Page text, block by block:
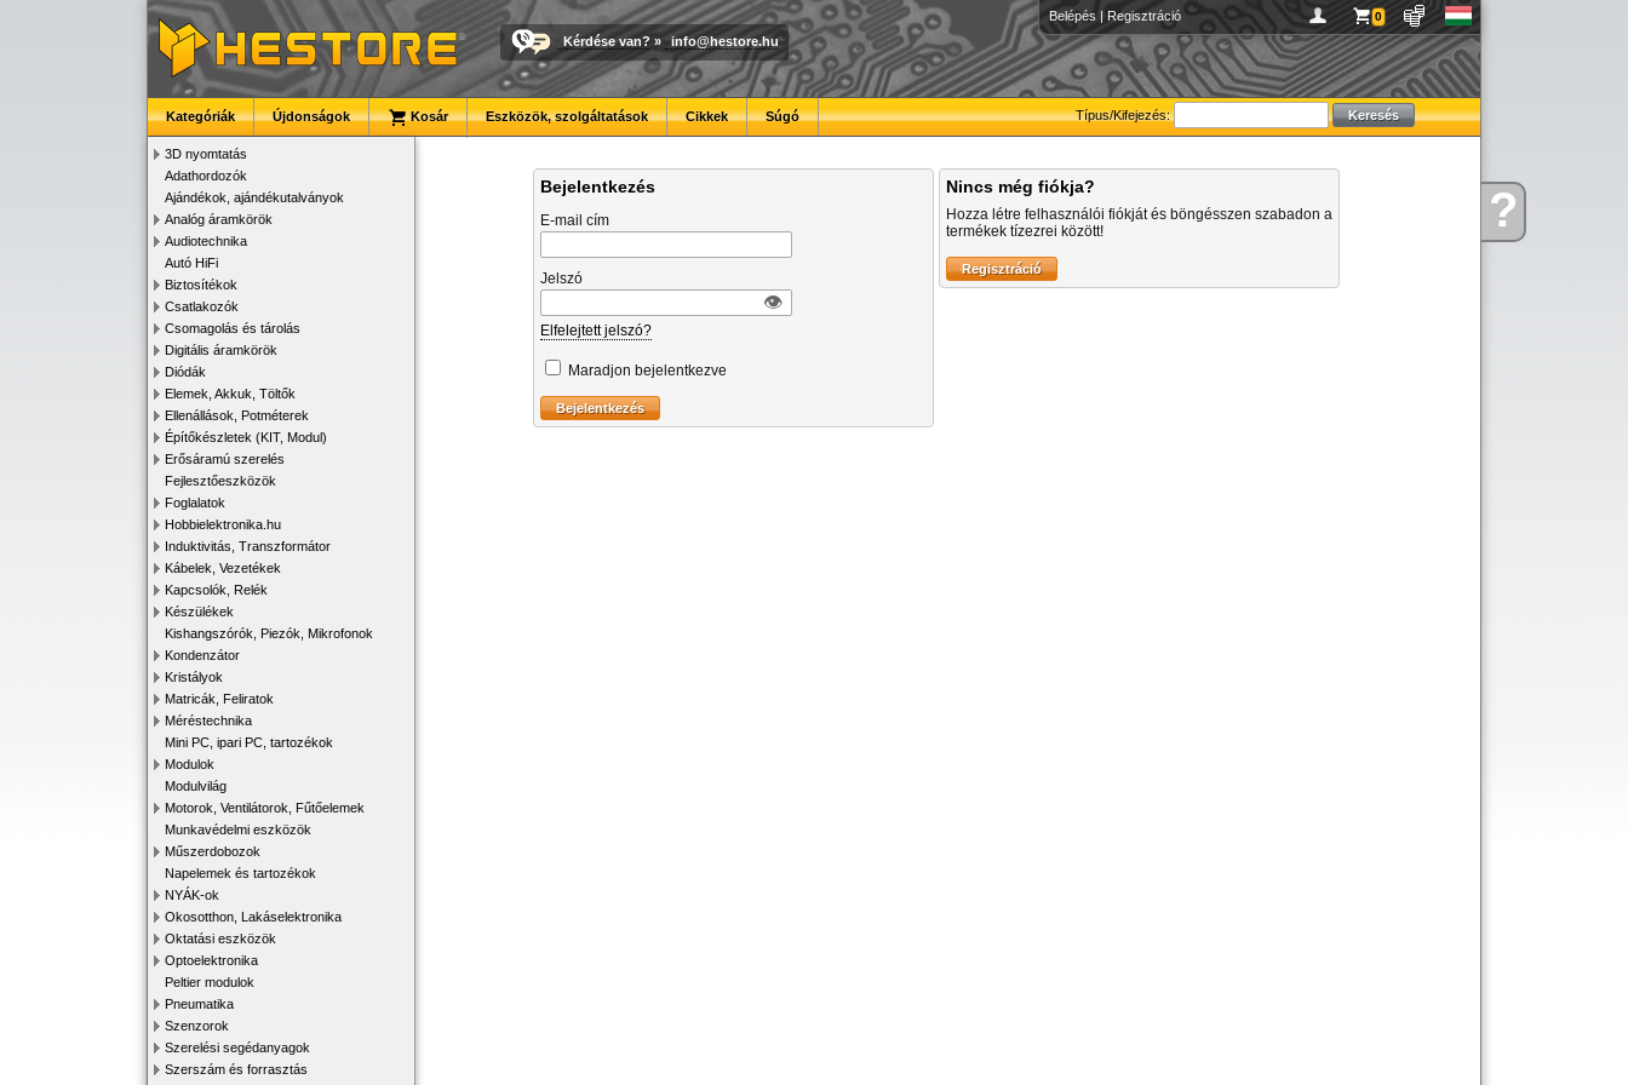
Kérdése?
Belépés | Regisztráció 0
Kérdése van? » info@hestore.hu
Típus/Kifejezés:
Kategóriák Újdonságok Kosár Eszközök, szolgáltatások Cikkek Súgó
3D nyomtatás
Adathordozók
Ajándékok, ajándékutalványok
Analóg áramkörök
Audiotechnika
Autó HiFi
Biztosítékok
Csatlakozók
Csomagolás és tárolás
Digitális áramkörök
Diódák
Elemek, Akkuk, Töltők
Ellenállások, Potméterek
Építőkészletek (KIT, Modul)
Erősáramú szerelés
Fejlesztőeszközök
Foglalatok
Hobbielektronika.hu
Induktivitás, Transzformátor
Kábelek, Vezetékek
Kapcsolók, Relék
Készülékek
Kishangszórók, Piezók, Mikrofonok
Kondenzátor
Kristályok
Matricák, Feliratok
Méréstechnika
Mini PC, ipari PC, tartozékok
Modulok
Modulvilág
Motorok, Ventilátorok, Fűtőelemek
Munkavédelmi eszközök
Műszerdobozok
Napelemek és tartozékok
NYÁK-ok
Okosotthon, Lakáselektronika
Oktatási eszközök
Optoelektronika
Peltier modulok
Pneumatika
Szenzorok
Szerelési segédanyagok
Szerszám és forrasztás
Bejelentkezés
E-mail cím
Jelszó
👁︎
Elfelejtett jelszó?
Maradjon bejelentkezve
Nincs még fiókja?
Hozza létre felhasználói fiókját és böngésszen szabadon a
termékek tízezrei között!